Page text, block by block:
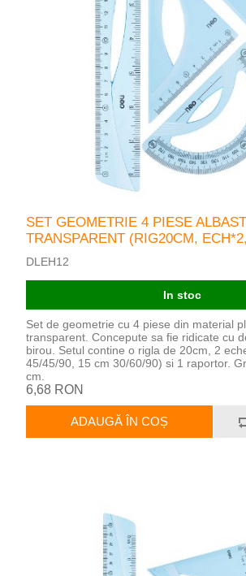
SET GEOMETRIE 4 PIESE
TRANSPARENT (RIG20CM,
DLEH12
In stoc
Set de geometrie cu 4 piese din material
transparent. Concepute sa fie ridicate cu
birou. Setul contine o rigla de 20cm, 2
45/45/90, 15 cm 30/60/90) si 1 raportor.
cm.
6,68 RON
ADAUGĂ ÎN COȘ